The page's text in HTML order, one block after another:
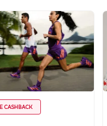
CASHBACK